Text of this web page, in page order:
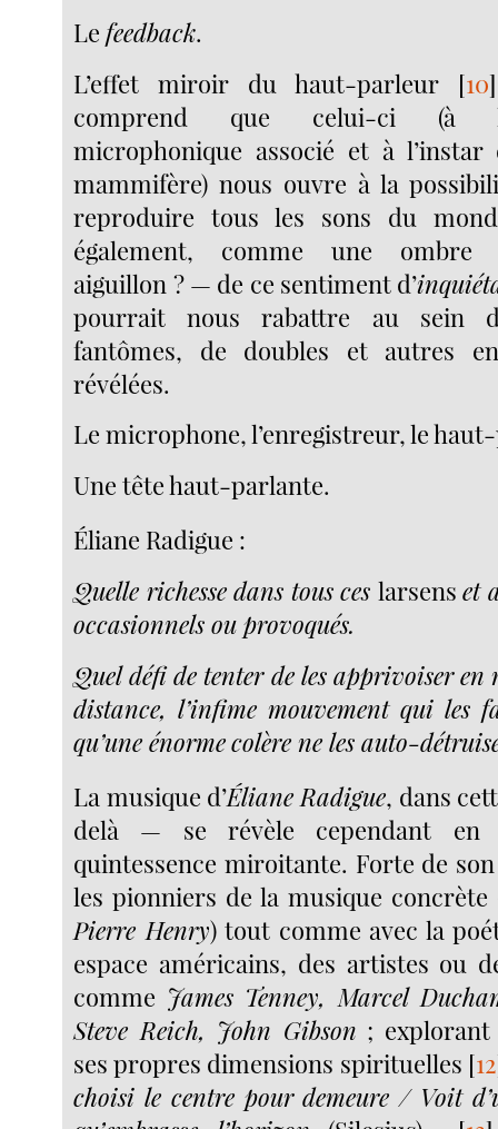
Lefeedback.
L’effet miroir du haut-parleur[10]
comprend que celui-ci (à
microphonique associé et à
mammifère) nous ouvre à la
reproduire tous les sons du
également, comme une
aiguillon ? — de ce sentiment d’
pourrait nous rabattre au sein
fantômes, de doubles et autres
révélées.
Le microphone, l’enregistreur, le
Une tête haut-parlante.
Éliane Radigue :
Quelle richesse dans tous ces larsenset
occasionnels ou provoqués.
Quel défi de tenter de les apprivoiser en
distance, l’infime mouvement qui les
qu’une énormecolère ne les auto-
La musique d’Éliane Radigue, dans
delà — se révèle cependant en
quintessence miroitante. Forte de
les pionniers de la musique concrète
Pierre Henry) tout comme avec la
espace américains, des artistes ou
comme James Tenney, Marcel
Steve Reich, John Gibson ;
ses propres dimensions spirituelles [12
choisi le centre pour demeure / Voit